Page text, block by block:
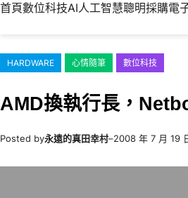
首頁數位科技AI人工智慧聰明採購電
HARDWARE 心情隨筆 數位科技
AMD換執行長，
Posted by永遠的真田幸村–2008 年 7 月 19